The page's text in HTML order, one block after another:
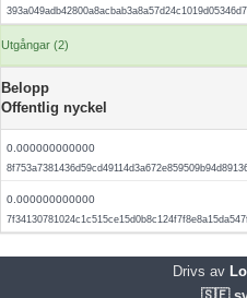
Utgångar (2)
Belopp
Offentlig nyckel
0.000000000000
0.000000000000
Drivs av